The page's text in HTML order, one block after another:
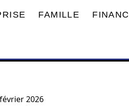
FAMILLE
2026